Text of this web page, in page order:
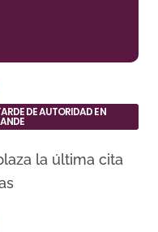
DE AUTORIDAD EN